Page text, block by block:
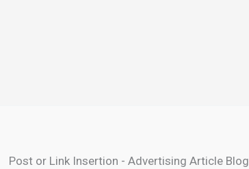
Post or Link Insertion - Advertising Article Blog